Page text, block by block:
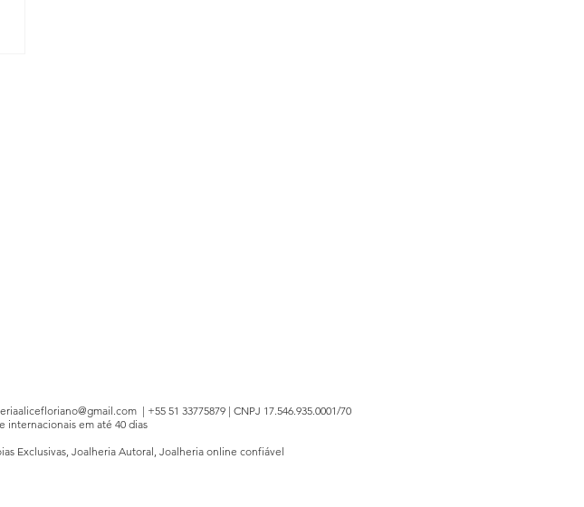
| +55 51 33775879 | CNPJ 17.546.935.0001/70
internacionais em até 40 dias
Exclusivas, Joalheria Autoral, Joalheria online confiável